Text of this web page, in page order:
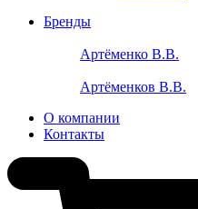
Бренды
Артёменко В.В.
Артёменков В.В.
О компании
Контакты